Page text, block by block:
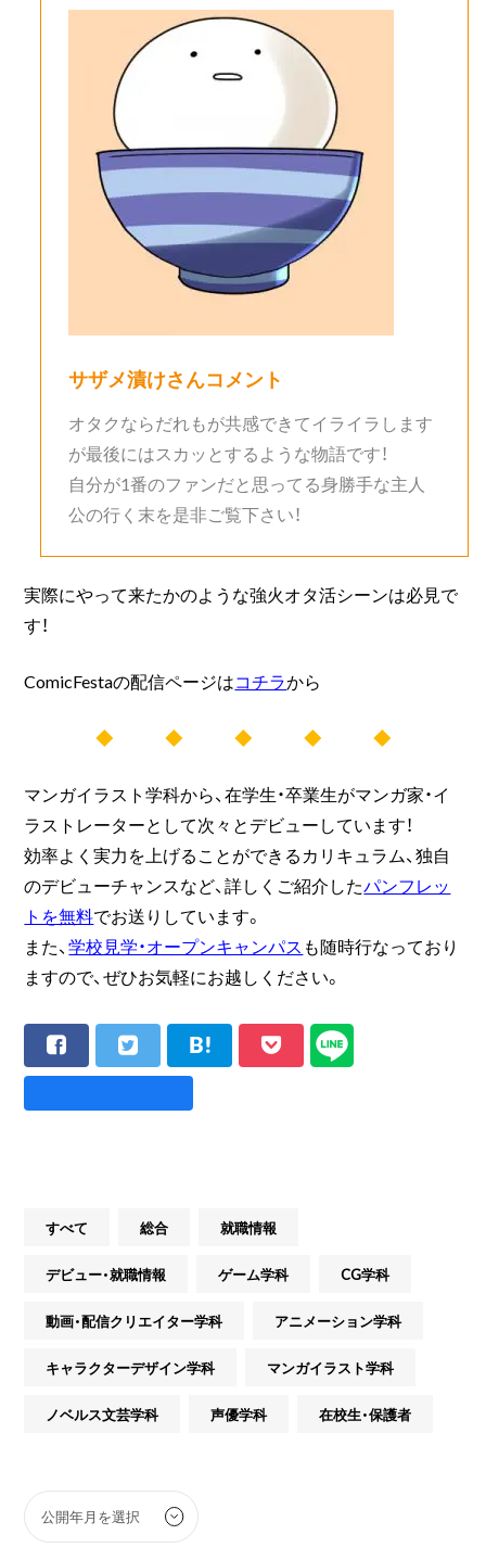
サザメ漬けさんコメント
オタクならだれもが共感できてイライラします
が最後にはスカッとするような物語です！
自分が1番のファンだと思ってる身勝手な主人
公の行く末を是非ご覧下さい！
実際にやって来たかのような強火オタ活シーンは必見で
す！
ComicFestaの配信ページはコチラから
◆ ◆ ◆ ◆ ◆
マンガイラスト学科から、在学生・卒業生がマンガ家・イ
ラストレーターとして次々とデビューしています！
効率よく実力を上げることができるカリキュラム、独自
のデビューチャンスなど、詳しくご紹介したパンフレッ
トを無料でお送りしています。
また、学校見学・オープンキャンパス も随時行なっており
ますので、ぜひお気軽にお越しください。
すべて 総合 就職情報
デビュー・就職情報 ゲーム学科 CG学科
動画・配信クリエイター学科 アニメーション学科
キャラクターデザイン学科 マンガイラスト学科
ノベルス文芸学科 声優学科 在校生・保護者